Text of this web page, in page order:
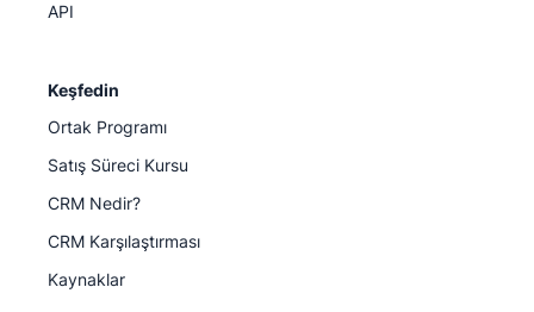
API
Keşfedin
Ortak Programı
Satış Süreci Kursu
CRM Nedir?
CRM Karşılaştırması
Kaynaklar